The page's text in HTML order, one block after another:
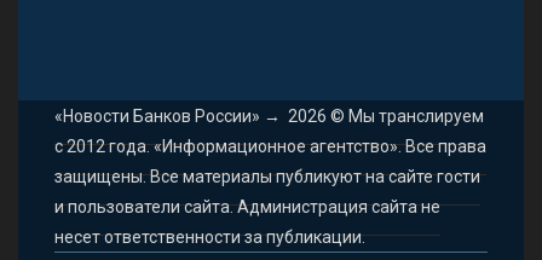
«Новости Банков России» → 2026 © Мы транслируем
с 2012 года. «Информационное агентство». Все права
защищены. Все материалы публикуют на сайте гости
и пользователи сайта. Администрация сайта не
несет ответственности за публикации.